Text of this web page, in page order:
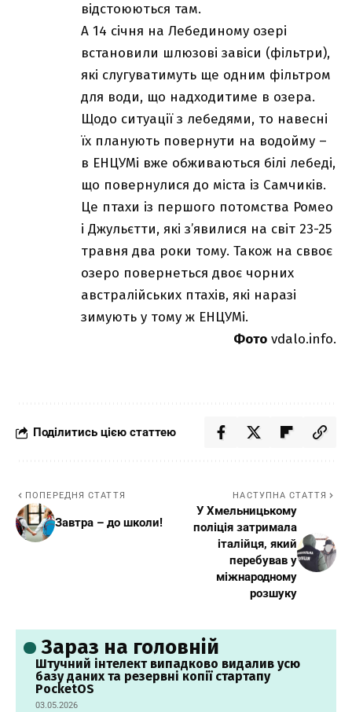
відстоюються там.
А 14 січня на Лебединому озері
встановили шлюзові завіси (фільтри),
які слугуватимуть ще одним фільтром
для води, що надходитиме в озера.
Щодо ситуації з лебедями, то навесні
їх планують повернути на водойму –
в ЕНЦУМі вже обживаються білі лебеді,
що повернулися до міста із Самчиків.
Це птахи із першого потомства Ромео
і Джульєтти, які з’явилися на світ 23-25
травня два роки тому. Також на сввоє
озеро повернеться двоє чорних
австралійських птахів, які наразі
зимують у тому ж ЕНЦУМі.
Фото vdalo.info.
Поділитись цією статтею
ПОПЕРЕДНЯ СТАТТЯ
Завтра – до школи!
НАСТУПНА СТАТТЯ
У Хмельницькому
поліція затримала
італійця, який
перебував у
міжнародному
розшуку
Зараз на головній
Штучний інтелект випадково видалив усю
базу даних та резервні копії стартапу
PocketOS
03.05.2026